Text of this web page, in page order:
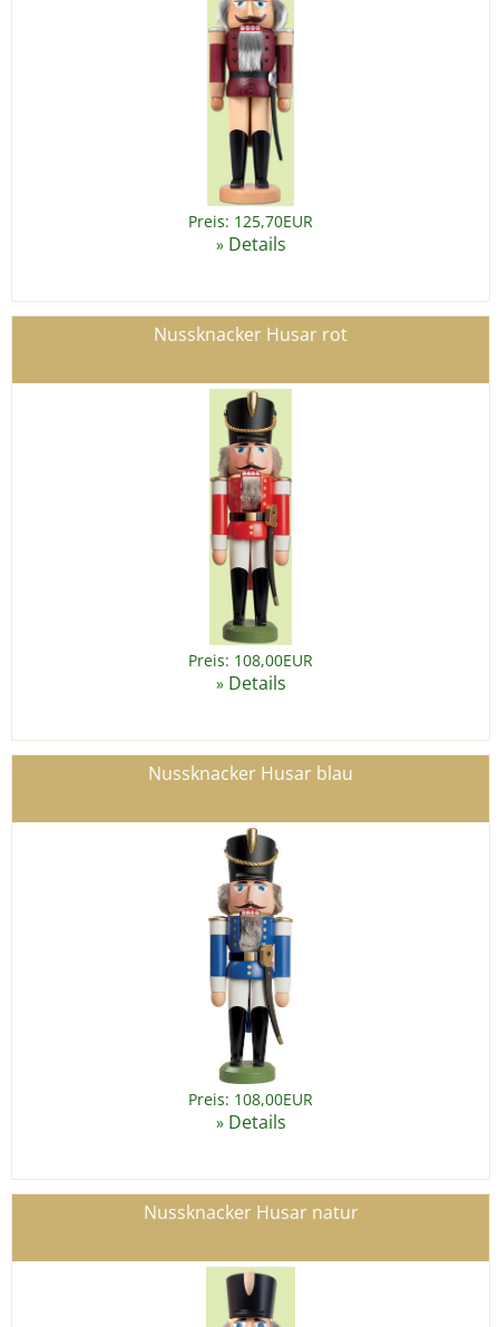
Preis: 125,70EUR
» Details
Nussknacker Husar rot
Preis: 108,00EUR
» Details
Nussknacker Husar blau
Preis: 108,00EUR
» Details
Nussknacker Husar natur